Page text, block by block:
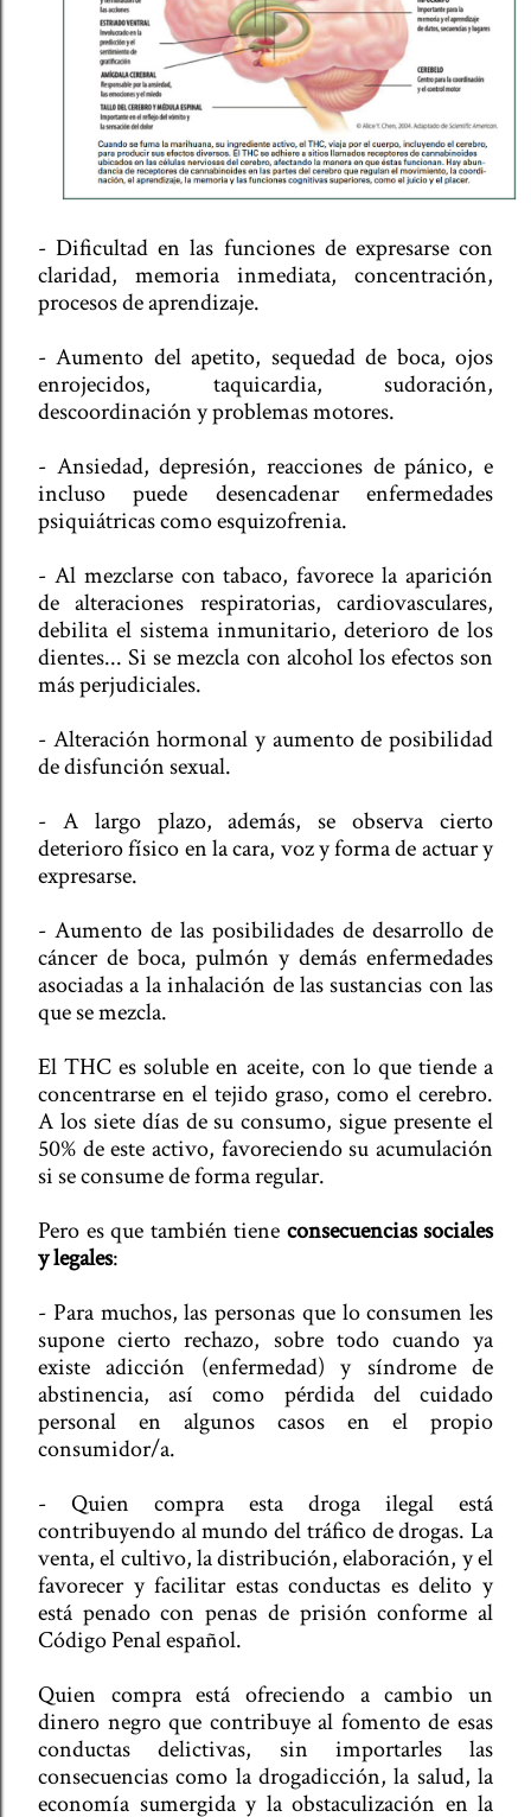
- Dificultad en las funciones de expresarse con
claridad, memoria inmediata, concentración,
procesos de aprendizaje.
- Aumento del apetito, sequedad de boca, ojos
enrojecidos, taquicardia, sudoración,
descoordinación y problemas motores.
- Ansiedad, depresión, reacciones de pánico, e
incluso puede desencadenar enfermedades
psiquiátricas como esquizofrenia.
- Al mezclarse con tabaco, favorece la aparición
de alteraciones respiratorias, cardiovasculares,
debilita el sistema inmunitario, deterioro de los
dientes... Si se mezcla con alcohol los efectos son
más perjudiciales.
- Alteración hormonal y aumento de posibilidad
de disfunción sexual.
- A largo plazo, además, se observa cierto
deterioro físico en la cara, voz y forma de actuar y
expresarse.
- Aumento de las posibilidades de desarrollo de
cáncer de boca, pulmón y demás enfermedades
asociadas a la inhalación de las sustancias con las
que se mezcla.
El THC es soluble en aceite, con lo que tiende a
concentrarse en el tejido graso, como el cerebro.
A los siete días de su consumo, sigue presente el
50% de este activo, favoreciendo su acumulación
si se consume de forma regular.
Pero es que también tiene consecuencias sociales
y legales:
- Para muchos, las personas que lo consumen les
supone cierto rechazo, sobre todo cuando ya
existe adicción (enfermedad) y síndrome de
abstinencia, así como pérdida del cuidado
personal en algunos casos en el propio
consumidor/a.
- Quien compra esta droga ilegal está
contribuyendo al mundo del tráfico de drogas. La
venta, el cultivo, la distribución, elaboración, y el
favorecer y facilitar estas conductas es delito y
está penado con penas de prisión conforme al
Código Penal español.
Quien compra está ofreciendo a cambio un
dinero negro que contribuye al fomento de esas
conductas delictivas, sin importarles las
consecuencias como la drogadicción, la salud, la
economía sumergida y la obstaculización en la